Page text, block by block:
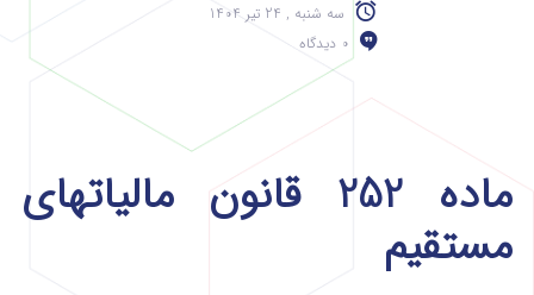
سه شنبه , 24 تیر 1404
0 دیدگاه
ماده 252 قانون مالیاتهای
مستقیم